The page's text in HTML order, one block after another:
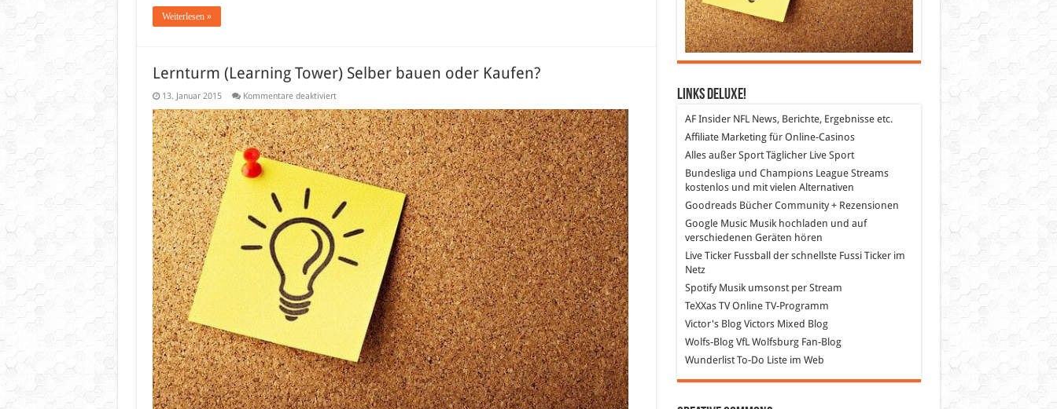
Weiterlesen »
Lernturm (Learning Tower) Selber bauen oder Kaufen?
13. Januar 2015 Kommentare deaktiviertfür
(Learning
Tower)
Selber
bauen
oder
Kaufen?
Links DeLuXe!
AF InsiderNFL News, Berichte, Ergebnisse etc.
Affiliate Marketingfür Online-Casinos
Alles außer SportTäglicher Live Sport
Bundesliga und Champions League Streams
kostenlos und mit vielen Alternativen
GoodreadsBücher Community + Rezensionen
Google MusicMusik hochladen und auf
verschiedenen Geräten hören
Live Ticker Fussball
der schnellste Fussi Ticker im
Netz
SpotifyMusik umsonst per Stream
TeXXas TVOnline TV-Programm
Victor's BlogVictors Mixed Blog
Wolfs-BlogVfL Wolfsburg Fan-Blog
WunderlistTo-Do Liste im Web